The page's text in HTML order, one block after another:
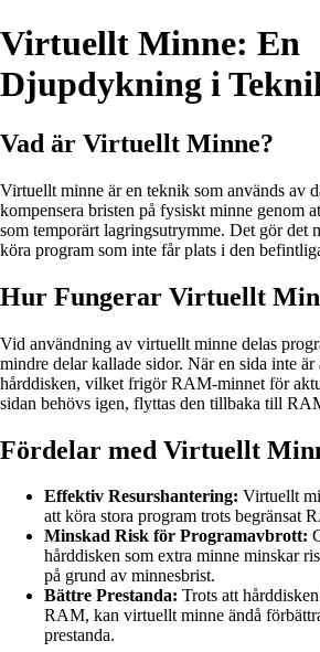
Virtuellt Minne: En
Djupdykning i
Vad är Virtuellt Minne?
Virtuellt minne är en teknik som används av
kompensera bristen på fysiskt minne genom
som temporärt lagringsutrymme. Det gör det
köra program som inte får plats i den
Hur Fungerar Virtuellt
Vid användning av virtuellt minne delas
mindre delar kallade sidor. När en sida inte
hårddisken, vilket frigör RAM-minnet för
sidan behövs igen, flyttas den tillbaka till
Fördelar med Virtuellt
Effektiv Resurshantering: Virtuellt
att köra stora program trots begränsat
Minskad Risk för Programavbrott:
hårddisken som extra minne minskar
på grund av minnesbrist.
Bättre Prestanda: Trots att
RAM, kan virtuellt minne ändå
prestanda.